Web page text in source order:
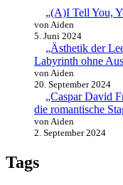
„(A)I Tell You,
von Aiden
5. Juni 2024
„Ästhetik der
Labyrinth ohne
von Aiden
20. September 2024
„Caspar David
die romantische
von Aiden
2. September 2024
Tags